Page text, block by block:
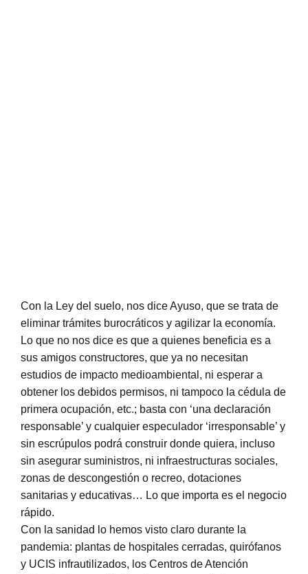
Con la Ley del suelo, nos dice Ayuso, que se trata de
eliminar trámites burocráticos y agilizar la economía.
Lo que no nos dice es que a quienes beneficia es a
sus amigos constructores, que ya no necesitan
estudios de impacto medioambiental, ni esperar a
obtener los debidos permisos, ni tampoco la cédula de
primera ocupación, etc.; basta con ‘una declaración
responsable’ y cualquier especulador ‘irresponsable’ y
sin escrúpulos podrá construir donde quiera, incluso
sin asegurar suministros, ni infraestructuras sociales,
zonas de descongestión o recreo, dotaciones
sanitarias y educativas… Lo que importa es el negocio
rápido.
Con la sanidad lo hemos visto claro durante la
pandemia: plantas de hospitales cerradas, quirófanos
y UCIS infrautilizados, los Centros de Atención